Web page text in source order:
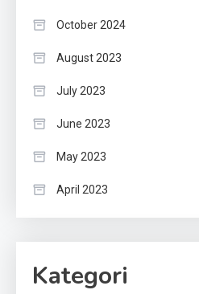
October 2024
August 2023
July 2023
June 2023
May 2023
April 2023
Kategori